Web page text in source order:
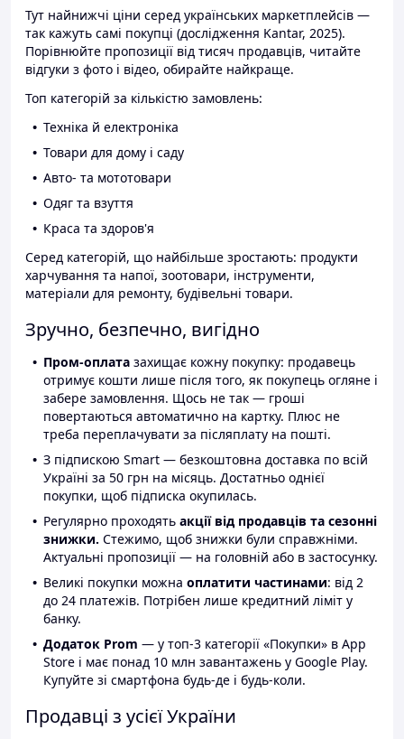
Тут найнижчі ціни серед українських маркетплейсів —
так кажуть самі покупці (дослідження Kantar, 2025).
Порівнюйте пропозиції від тисяч продавців, читайте
відгуки з фото і відео, обирайте найкраще.
Топ категорій за кількістю замовлень:
Техніка й електроніка
Товари для дому і саду
Авто- та мототовари
Одяг та взуття
Краса та здоров'я
Серед категорій, що найбільше зростають: продукти
харчування та напої, зоотовари, інструменти,
матеріали для ремонту, будівельні товари.
Зручно, безпечно, вигідно
Пром-оплата захищає кожну покупку: продавець
отримує кошти лише після того, як покупець огляне і
забере замовлення. Щось не так — гроші
повертаються автоматично на картку. Плюс не
треба переплачувати за післяплату на пошті.
З підпискою Smart — безкоштовна доставка по всій
Україні за 50 грн на місяць. Достатньо однієї
покупки, щоб підписка окупилась.
Регулярно проходять акції від продавців та сезонні
знижки. Стежимо, щоб знижки були справжніми.
Актуальні пропозиції — на головній або в застосунку.
Великі покупки можна оплатити частинами: від 2
до 24 платежів. Потрібен лише кредитний ліміт у
банку.
Додаток Prom — у топ-3 категорії «Покупки» в App
Store і має понад 10 млн завантажень у Google Play.
Купуйте зі смартфона будь-де і будь-коли.
Продавці з усієї України